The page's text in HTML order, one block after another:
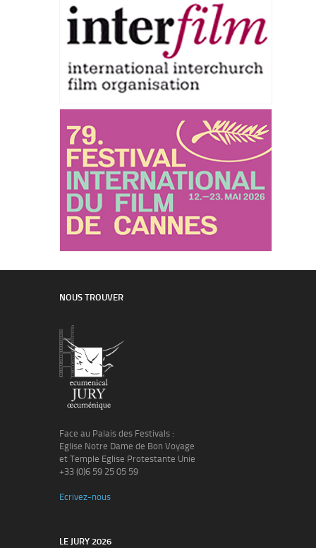
NOUS TROUVER
Face au Palais des Festivals :
Eglise Notre Dame de Bon Voyage
et Temple Eglise Protestante Unie
+33 (0)6 59 25 05 59
Ecrivez-nous
LE JURY 2026